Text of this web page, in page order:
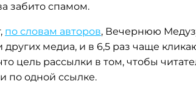
забито спамом.
по словам авторов, Вечернюю
медиа, и в 6,5 раз чаще
цель рассылки в том, чтобы
по одной ссылке.